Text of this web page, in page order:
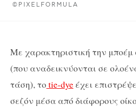
©PIXELFORMULA
Με χαρακτηριστική την μποέμ
(που αναδεικνύονται σε
τάση), τοtie-dyeέχει
σεζόν μέσα από διάφορους